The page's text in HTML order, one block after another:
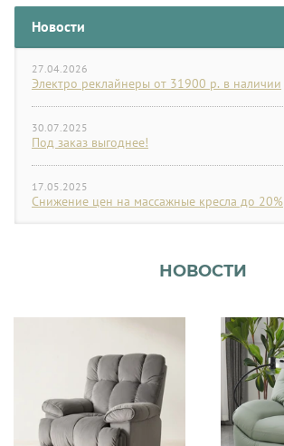
Новости
27.04.2026
Электро реклайнеры от 31900 р. в наличии
30.07.2025
Под заказ выгоднее!
17.05.2025
Снижение цен на массажные кресла до 20%
НОВОСТИ